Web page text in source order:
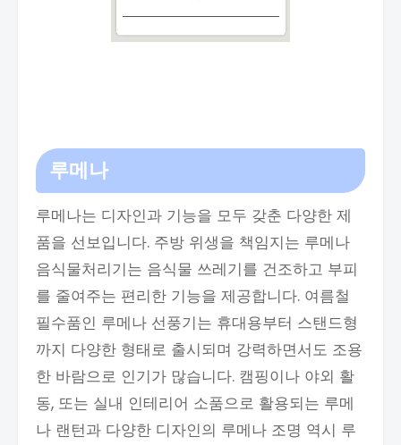
루메나
루메나는 디자인과 기능을 모두 갖춘 다양한 제
품을 선보입니다. 주방 위생을 책임지는 루메나
음식물처리기는 음식물 쓰레기를 건조하고 부피
를 줄여주는 편리한 기능을 제공합니다. 여름철
필수품인 루메나 선풍기는 휴대용부터 스탠드형
까지 다양한 형태로 출시되며 강력하면서도 조용
한 바람으로 인기가 많습니다. 캠핑이나 야외 활
동, 또는 실내 인테리어 소품으로 활용되는 루메
나 랜턴과 다양한 디자인의 루메나 조명 역시 루